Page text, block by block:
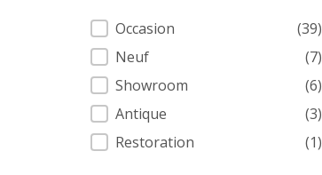
Condition
Occasion
(39)
Neuf
(7)
Showroom
(6)
Antique
(3)
Restoration
(1)